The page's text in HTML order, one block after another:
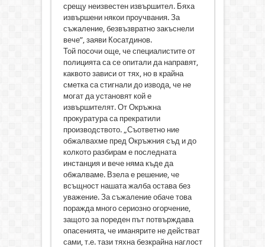
срещу неизвестен извършител. Бяха
извършени някои проучвания. За
съжаление, безвъзвратно закъснели
вече”, заяви Косатдинов.
Той посочи още, че специалистите от
полицията са се опитали да направят,
каквото зависи от тях, но в крайна
сметка са стигнали до извода, че не
могат да установят кой е
извършителят. От Окръжна
прокуратура са прекратили
производството. „Съответно ние
обжалвахме пред Окръжния съд и до
колкото разбирам е последната
инстанция и вече няма къде да
обжалваме. Взела е решение, че
всъщност нашата жалба остава без
уважение. За съжаление обаче това
поражда много сериозно огорчение,
защото за пореден път потвърждава
опасенията, че иманярите не действат
сами, т.е. тази тяхна безкрайна наглост